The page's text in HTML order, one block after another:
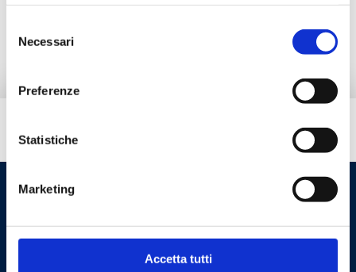
delNecessari
Preferenze
Statistiche
Marketing
Accetta tutti